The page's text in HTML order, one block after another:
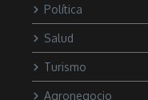
Política
Salud
Turismo
Agronegocio